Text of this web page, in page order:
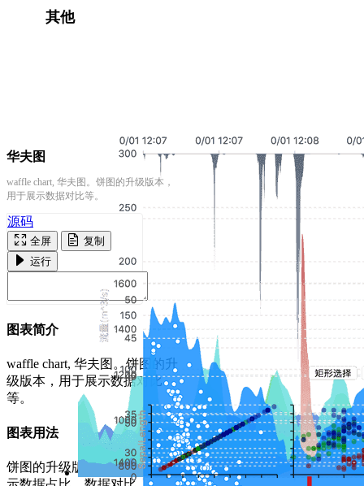
其他
华夫图
waffle chart, 华夫图。饼图的升级版本，
用于展示数据对比等。
源码
全屏
复制
运行
图表简介
waffle chart, 华夫图。饼图的升
级版本，用于展示数据对比
等。
图表用法
饼图的升级版本，更精确地展